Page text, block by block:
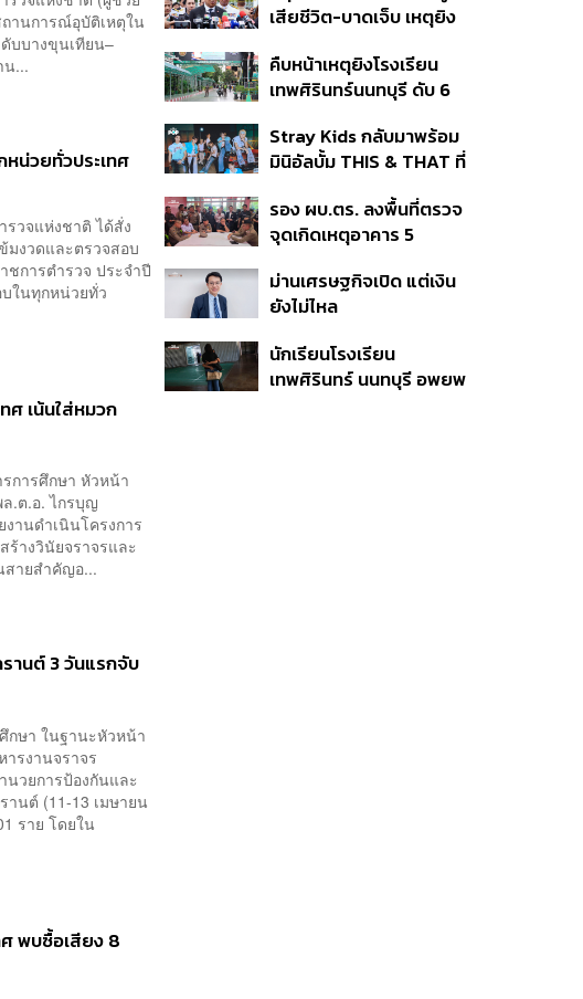
ถานการณ์อุบัติเหตุใน
บบางขุนเทียน–
...
น่วยทั่วประเทศ
วจแห่งชาติ ได้สั่ง
มงวดและตรวจสอบ
ชการตำรวจ ประจำปี
ในทุกหน่วยทั่ว
ศ เน้นใส่หมวก
การศึกษา หัวหน้า
.ต.อ. ไกรบุญ
านดำเนินโครงการ
างวินัยจราจรและ
ายสำคัญอ...
านต์ 3 วันแรกจับ
ษา ในฐานะหัวหน้า
รงานจราจร
นวยการป้องกันและ
านต์ (11-13 เมษายน
ราย โดยใน
พบซื้อเสียง 8
เลียนแบบ หลังเหตุยิงใน
เสียชีวิต-บาดเจ็บ เหตุยิง
เดินหน้าแก้ กม.คุมอาวุธปืน
ชี้ผู้ปกครองต้องร่วมรับผิด
คืบหน้าเหตุยิงโรงเรียน
เทพศิรินทร์นนทบุรี ดับ 6
ขโมยปืนปู่ก่อเหตุ
Stray Kids กลับมาพร้อม
มินิอัลบั้ม THIS & THAT ที่
หลากหลายของวง
รอง ผบ.ตร. ลงพื้นที่ตรวจ
จุดเกิดเหตุอาคาร 5
ม่านเศรษฐกิจเปิด แต่เงิน
ยังไม่ไหล
นักเรียนโรงเรียน
เทพศิรินทร์ นนทบุรี อพยพ